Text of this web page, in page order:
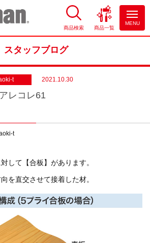
ォーム
商品検索 商品一覧
MENU
スタッフブログ
t 2021.10.30
レコレ61
ッフブログカテゴリー
t
して【合板】があります。
を直交させて接着した材。